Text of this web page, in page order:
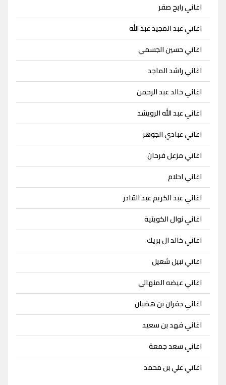
اغاني رابح صقر
اغاني عبد المجيد عبد الله
اغاني حسين الجسمي
اغاني راشد الماجد
اغاني خالد عبد الرحمن
اغاني عبد الله الرويشد
اغاني عبادي الجوهر
اغاني مزعل فرحان
اغاني احلام
اغاني عبد الكريم عبد القادر
اغاني نوال الكويتية
اغاني خالد ال بريك
اغاني نبيل شعيل
اغاني عيضه المنهالي
اغاني جفران بن هضبان
اغاني فهد بن سعيد
اغاني سعد جمعة
اغاني علي بن محمد